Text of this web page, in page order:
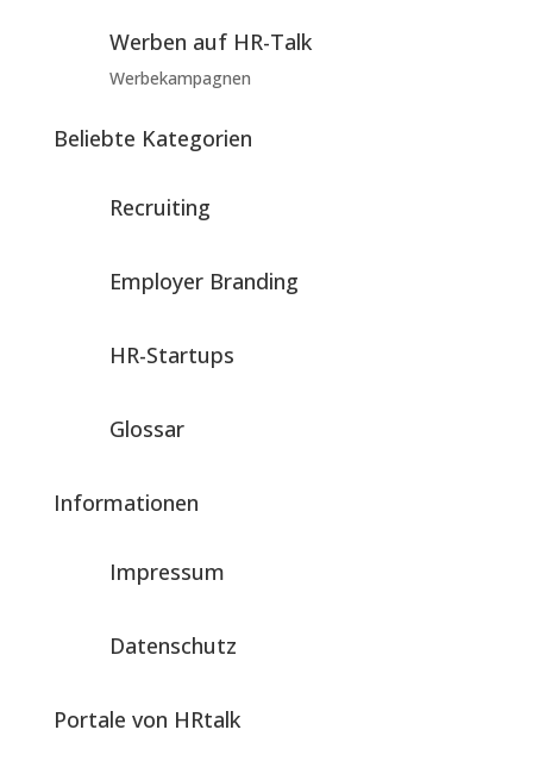
Werben auf HR-Talk
Werbekampagnen
Beliebte Kategorien
Recruiting
Employer Branding
HR-Startups
Glossar
Informationen
Impressum
Datenschutz
Portale von HRtalk